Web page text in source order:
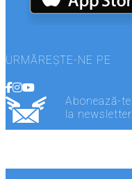
URMĂREȘTE-NE PE
Abonează-te
la newsletter